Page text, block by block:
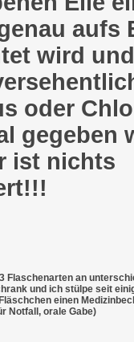
aufs
wird
oder
gegeben
ist nichts
Flaschenarten an
und ich stülpe seit
einen
Notfall, orale Gabe)